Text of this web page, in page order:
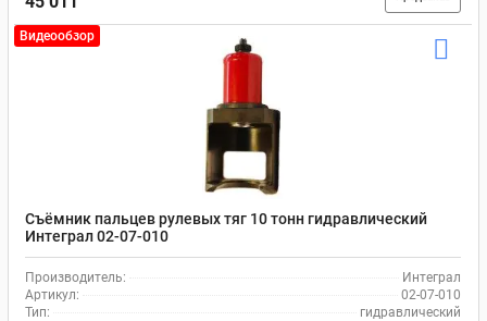
Видеообзор
Съёмник пальцев рулевых тяг 10 тонн гидравлический
Интеграл 02-07-010
Производитель:
Интеграл
Артикул:
02-07-010
Тип:
гидравлический